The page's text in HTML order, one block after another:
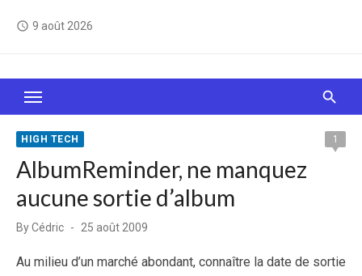
access_time 9 août 2026
Le Web, c'est comme une boîte de chocolats… On
sait jamais sur quoi on va tomber !
HIGH TECH 1
AlbumReminder, ne manquez
aucune sortie d’album
ByCédric
Posted
25 août 2009
Au milieu d’un marché abondant, connaître la date de sortie